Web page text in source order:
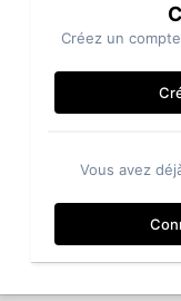
Créez un
Vous avez